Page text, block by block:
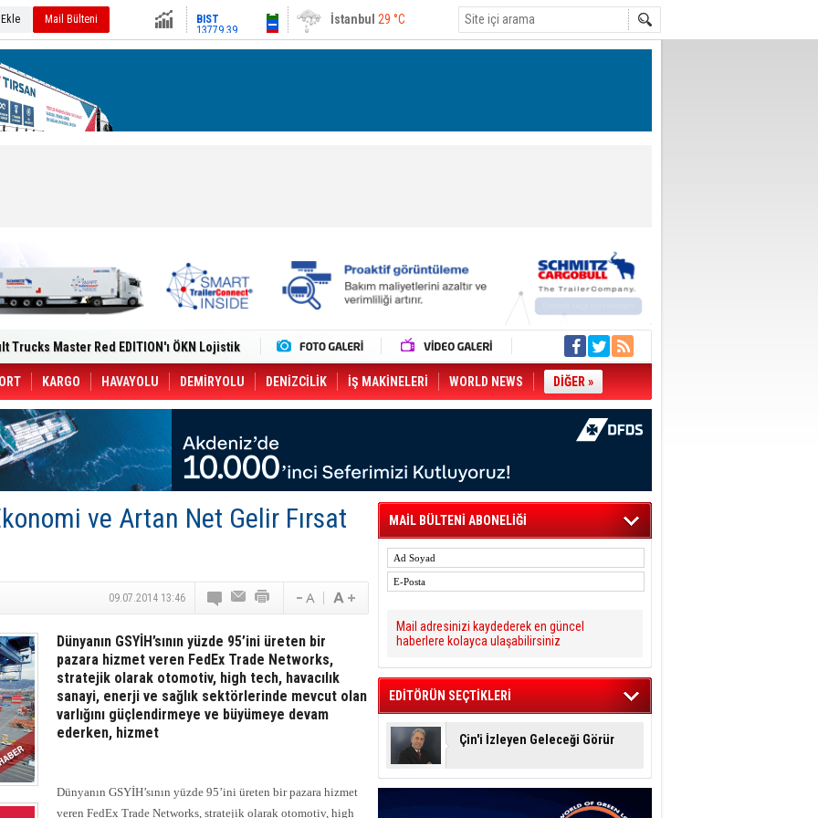
Mail Bülteni
Altın6659.71 Ankara34 °C
Yeni Tesisiyle Küresel Büyümesini
Dron Saldırısı: 3 Mürettebatın
CCO'su Oldu
49 Destinasyonda İndirimli Taşıma
Kargo Haziran 2026 Döneminde %8.5
Dergi)
Dijitalleştiriyor
in June, Up 8.5%
ile Güçlendirdi
Saadia Zahidi Getirildi. IATA Tarihinde İlk
Zahidi as Director General
Ankara ile Hizmet Ağını Güçlendirdi
KARGO HAVAYOLU DEMİRYOLU DENİZCİLİK İŞ MAKİNELERİ WORLD NEWS DİĞER »
ve Artan Net Gelir Fırsat
09.07.2014 13:46
Dünyanın GSYİH’sının yüzde 95’ini üreten bir
pazara hizmet veren FedEx Trade Networks,
stratejik olarak otomotiv, high tech, havacılık
sanayi, enerji ve sağlık sektörlerinde mevcut olan
varlığını güçlendirmeye ve büyümeye devam
ederken, hizmet
Dünyanın GSYİH’sının yüzde 95’ini üreten bir pazara hizmet
veren FedEx Trade Networks, stratejik olarak otomotiv, high
MAİL BÜLTENİ ABONELİĞİ
Mail adresinizi kaydederek en güncel
haberlere kolayca ulaşabilirsiniz
EDİTÖRÜN SEÇTİKLERİ
Çin'i İzleyen Geleceği Görür